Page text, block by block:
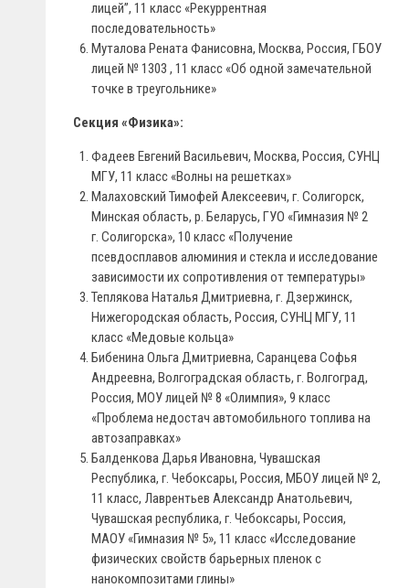
лицей”, 11 класс «Рекуррентная
последовательность»
Муталова Рената Фанисовна, Москва, Россия, ГБОУ
лицей № 1303 , 11 класс «Об одной замечательной
точке в треугольнике»
Секция «Физика»:
Фадеев Евгений Васильевич, Москва, Россия, СУНЦ
МГУ, 11 класс «Волны на решетках»
Малаховский Тимофей Алексеевич, г. Солигорск,
Минская область, р. Беларусь, ГУО «Гимназия № 2
г. Солигорска», 10 класс «Получение
псевдосплавов алюминия и стекла и исследование
зависимости их сопротивления от температуры»
Теплякова Наталья Дмитриевна, г. Дзержинск,
Нижегородская область, Россия, СУНЦ МГУ, 11
класс «Медовые кольца»
Бибенина Ольга Дмитриевна, Саранцева Софья
Андреевна, Волгоградская область, г. Волгоград,
Россия, МОУ лицей № 8 «Олимпия», 9 класс
«Проблема недостач автомобильного топлива на
автозаправках»
Балденкова Дарья Ивановна, Чувашская
Республика, г. Чебоксары, Россия, МБОУ лицей № 2,
11 класс, Лаврентьев Александр Анатольевич,
Чувашская республика, г. Чебоксары, Россия,
МАОУ «Гимназия № 5», 11 класс «Исследование
физических свойств барьерных пленок с
нанокомпозитами глины»